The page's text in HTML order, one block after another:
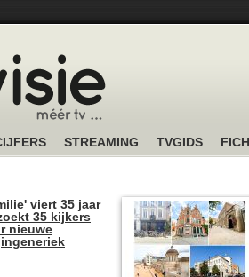
STREAMING TVGIDS
viert 35 jaar
35 kijkers
nieuwe